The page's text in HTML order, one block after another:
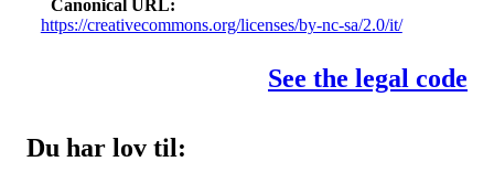
Canonical URL
https://creativecommons.org/licenses/by-nc-sa/2.0/it/
See the legal code
Du har lov til: